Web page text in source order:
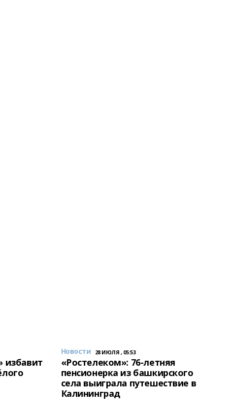
избавит
Новости 28 ИЮЛЯ , 05:53
«Ростелеком»: 76-летняя
пенсионерка из башкирского
села выиграла путешествие в
Калининград